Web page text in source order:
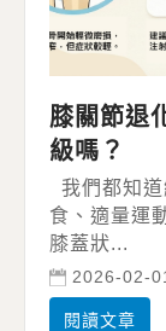
膝關節退
級嗎？
我們都知
食、適量運
膝蓋狀...
2026-02-
閱讀文章